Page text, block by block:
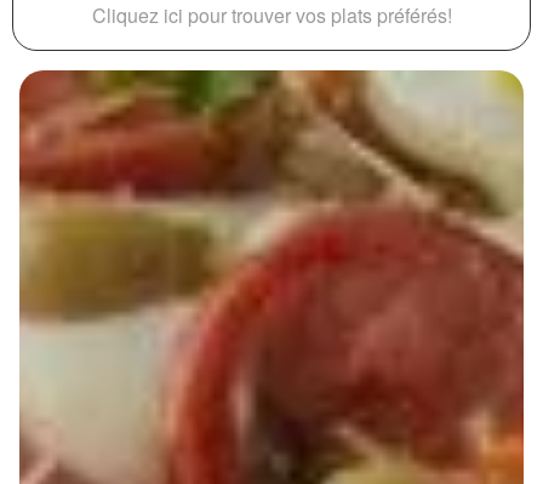
Cliquez ici pour trouver vos plats préférés!